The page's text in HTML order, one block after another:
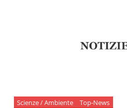
Scienze / Ambiente Top-News